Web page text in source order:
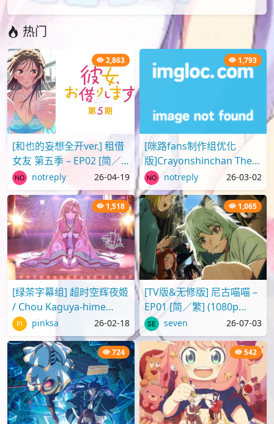
热门
2,863
[和也的妄想全开ver.] 租借
女友 第五季 – EP02 [简／
繁] (1080p H.264 AAC
SRTx2) {出租女友 | 彼..
notreply 26-04-19
1,793
[咪路fans制作组优化
版]Crayonshinchan The
Movie 2025 蜡笔小新剧场
版2025 超华丽！灼热的春
日部舞者们[..
notreply 26-03-02
1,518
[绿茶字幕组] 超时空辉夜姬
/ Chou Kaguya-hime
[Movie][WebRip][1080p]
[简繁日内封]
pinksa 26-02-18
1,065
[TV版&无修版] 尼古喵喵 –
EP01 [简／繁] (1080p
H.264 AAC SRTx2) {Yani
Neko | ヤニねこ | C..
seven 26-07-03
724 542